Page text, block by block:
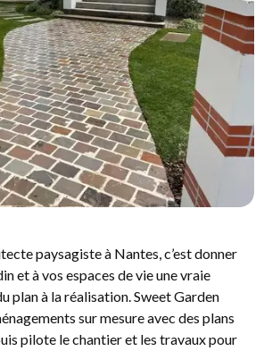
paysagiste à Nantes, c’est donner
et à vos espaces de vie une vraie
plan à la réalisation. Sweet Garden
sur mesure avec des plans
pilote le chantier et les travaux pour